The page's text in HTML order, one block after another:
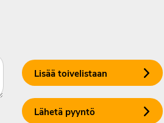
Lisää toivelistaan
Lähetä pyyntö